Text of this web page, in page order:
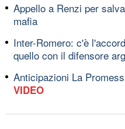
Appello a Renzi per
mafia
Inter-Romero: c'è
quello con il difensore
Anticipazioni La
VIDEO